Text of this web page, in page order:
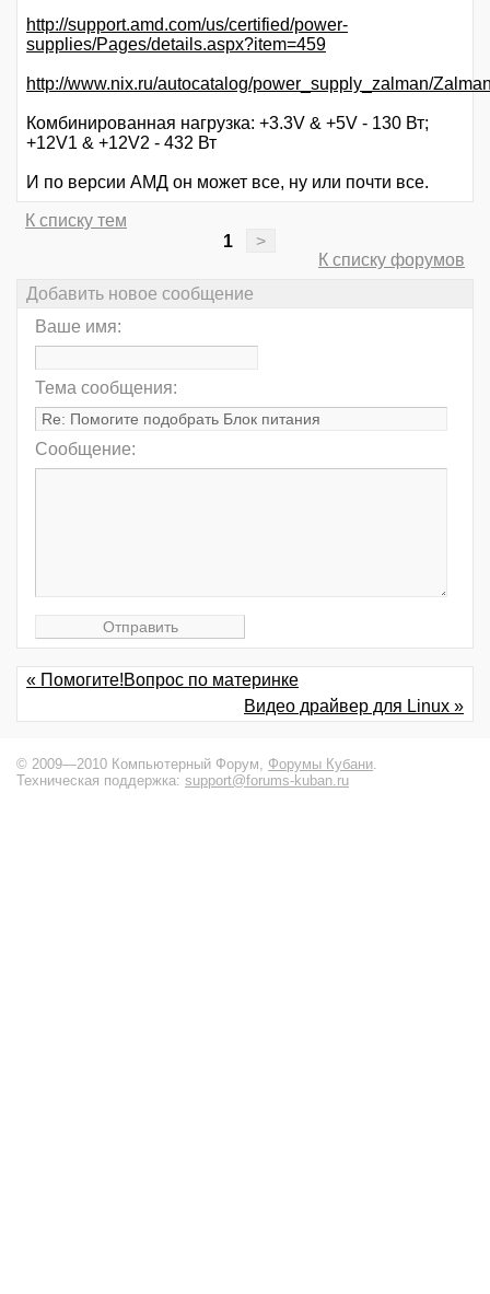
http://support.amd.com/us/certified/power-
supplies/Pages/details.aspx?item=459
http://www.nix.ru/autocatalog/power_supply_zalman/
Комбинированная нагрузка: +3.3V & +5V - 130 Вт;
+12V1 & +12V2 - 432 Вт
И по версии АМД он может все, ну или почти все.
К списку тем
1
>
К списку форумов
Добавить новое сообщение
Ваше имя:
Тема сообщения:
Сообщение:
« Помогите!Вопрос по материнке
Видео драйвер для Linux »
© 2009—2010 Компьютерный Форум, Форумы Кубани
Техническая поддержка: support@forums-kuban.ru